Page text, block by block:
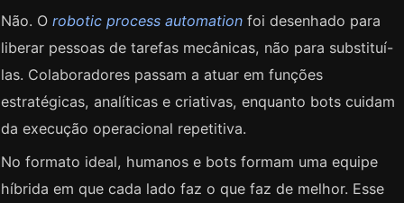
Não. O robotic process automation foi desenhado para
liberar pessoas de tarefas mecânicas, não para substituí-
las. Colaboradores passam a atuar em funções
estratégicas, analíticas e criativas, enquanto bots cuidam
da execução operacional repetitiva.
No formato ideal, humanos e bots formam uma equipe
híbrida em que cada lado faz o que faz de melhor. Esse